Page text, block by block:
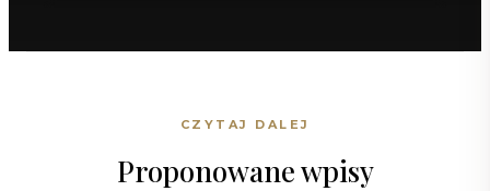
CZYTAJ DALEJ
Proponowane wpisy